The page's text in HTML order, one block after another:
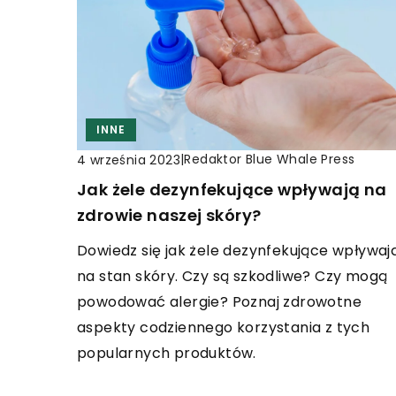
INNE
4 września 2023|Redaktor Blue Whale Press
Jak żele dezynfekujące wpływają na
zdrowie naszej skóry?
Dowiedz się jak żele dezynfekujące
na stan skóry. Czy są szkodliwe? Czy mogą
powodować alergie? Poznaj zdrowotne
aspekty codziennego korzystania z tych
popularnych produktów.